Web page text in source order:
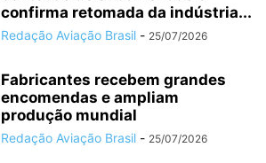
confirma retomada da indústria...
Redação Aviação Brasil - 25/07/2026
Fabricantes recebem grandes
encomendas e ampliam
produção mundial
Redação Aviação Brasil - 25/07/2026